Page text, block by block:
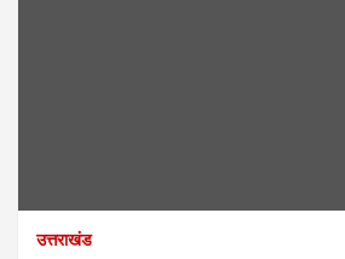
उत्तराखंड